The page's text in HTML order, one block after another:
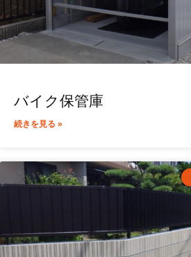
バイク保管庫
続きを見る »